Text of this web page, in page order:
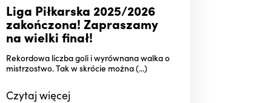
Liga Piłkarska 2025/2026
zakończona! Zapraszamy
na wielki finał!
Rekordowa liczba goli i wyrównana walka o
mistrzostwo. Tak w skrócie można (...)
Czytajwięcej